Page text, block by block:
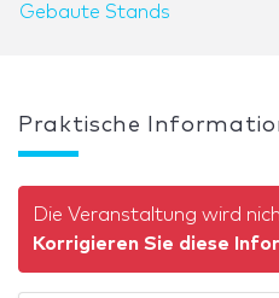
Gebaute Stands
Praktische
Die Veranstaltung wird
Korrigieren Sie diese